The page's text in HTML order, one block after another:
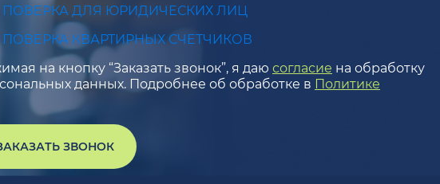
ПОВЕРКА ДЛЯ ЮРИДИЧЕСКИХ ЛИЦ
ПОВЕРКА КВАРТИРНЫХ СЧЕТЧИКОВ
на кнопку “Заказать звонок”, я даю согласие на обработку
данных. Подробнее об обработке в Политике
ЗВОНОК